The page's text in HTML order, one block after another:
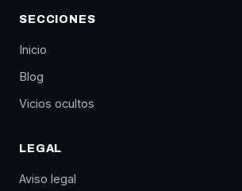
SECCIONES
Inicio
Blog
Vicios ocultos
LEGAL
Aviso legal